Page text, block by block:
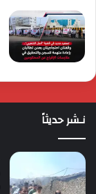
نـشر حديثاً